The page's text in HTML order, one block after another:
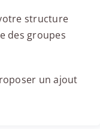
structure
des groupes
un ajout